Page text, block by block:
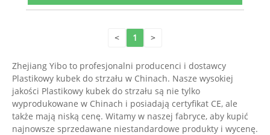
< 1 >
Zhejiang Yibo to profesjonalni producenci i dostawcy
Plastikowy kubek do strzału w Chinach. Nasze wysokiej
jakości Plastikowy kubek do strzału są nie tylko
wyprodukowane w Chinach i posiadają certyfikat CE, ale
także mają niską cenę. Witamy w naszej fabryce, aby kupić
najnowsze sprzedawane niestandardowe produkty i wycenę.